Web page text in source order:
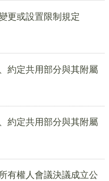
更或設置限制規定
約定共用部分與其附屬
約定共用部分與其附屬
有權人會議決議成立公